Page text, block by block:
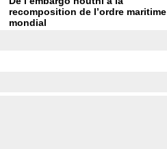
recomposition de l’ordre maritime
mondial